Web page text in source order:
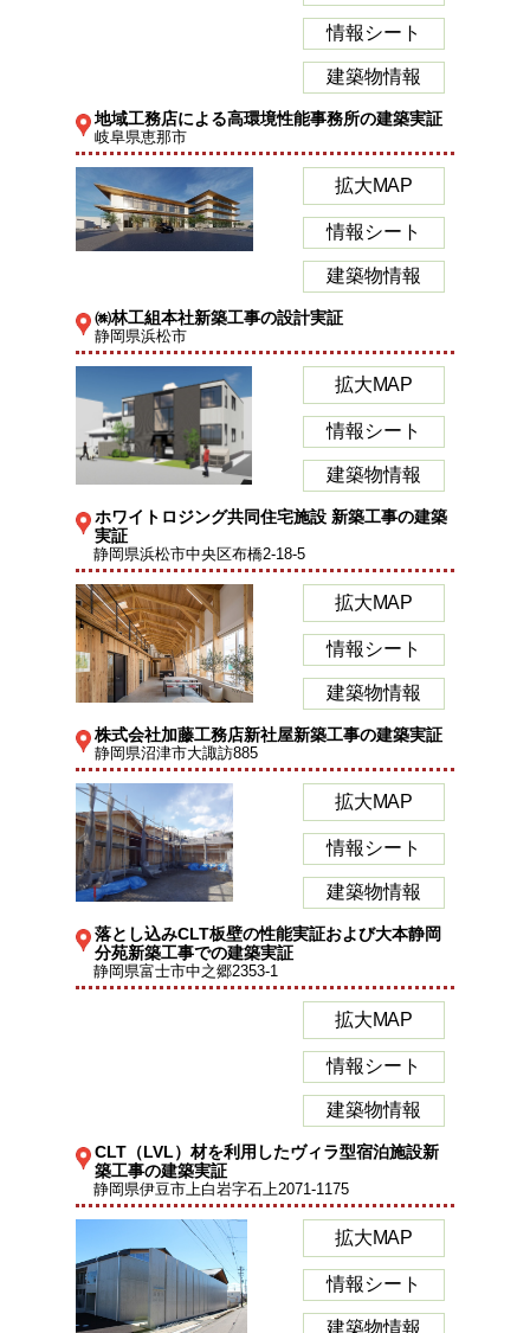
情報シート
建築物情報
地域工務店による高環境性能事務所の建築実証
岐阜県恵那市
拡大MAP
情報シート
建築物情報
㈱林工組本社新築工事の設計実証
静岡県浜松市
拡大MAP
情報シート
建築物情報
ホワイトロジング共同住宅施設 新築工事の建築
実証
静岡県浜松市中央区布橋2-18-5
拡大MAP
情報シート
建築物情報
株式会社加藤工務店新社屋新築工事の建築実証
静岡県沼津市大諏訪885
拡大MAP
情報シート
建築物情報
落とし込みCLT板壁の性能実証および大本静岡
分苑新築工事での建築実証
静岡県富士市中之郷2353-1
拡大MAP
情報シート
建築物情報
CLT（LVL）材を利用したヴィラ型宿泊施設新
築工事の建築実証
静岡県伊豆市上白岩字石上2071-1175
拡大MAP
情報シート
建築物情報